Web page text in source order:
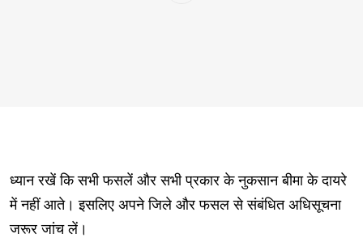
ध्यान रखें कि सभी फसलें और सभी प्रकार के नुकसान बीमा के दायरे
में नहीं आते। इसलिए अपने जिले और फसल से संबंधित अधिसूचना
जरूर जांच लें।